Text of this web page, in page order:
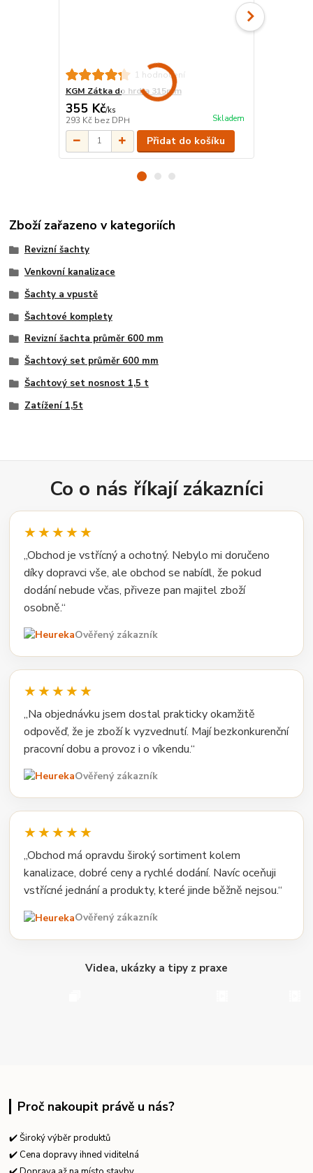
1 hodnocení
KGM Zátka do hrdla 315mm
355 Kč/ks
293 Kč bez DPH Skladem
Přidat do košíku
Zboží zařazeno v kategoriích
Revizní šachty
Venkovní kanalizace
Šachty a vpustě
Šachtové komplety
Revizní šachta průměr 600 mm
Šachtový set průměr 600 mm
Šachtový set nosnost 1,5 t
Zatížení 1,5t
Co o nás říkají zákazníci
★★★★★
„Obchod je vstřícný a ochotný. Nebylo mi doručeno
díky dopravci vše, ale obchod se nabídl, že pokud
dodání nebude včas, přiveze pan majitel zboží
osobně.“
Ověřený zákazník
★★★★★
„Na objednávku jsem dostal prakticky okamžitě
odpověď, že je zboží k vyzvednutí. Mají bezkonkurenční
pracovní dobu a provoz i o víkendu.“
Ověřený zákazník
★★★★★
„Obchod má opravdu široký sortiment kolem
kanalizace, dobré ceny a rychlé dodání. Navíc oceňuji
vstřícné jednání a produkty, které jinde běžně nejsou.“
Ověřený zákazník
Videa, ukázky a tipy z praxe
Proč nakoupit právě u nás?
✔️ Široký výběr produktů
✔️ Cena dopravy ihned viditelná